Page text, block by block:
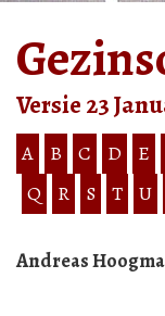
Versie 23
A B C D E
Q
R S T U
Andreas